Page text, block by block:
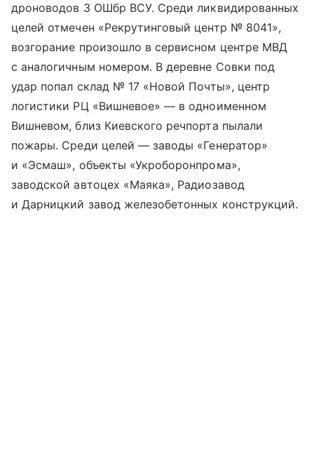
дроноводов 3 ОШбр ВСУ. Среди ликвидированных
целей отмечен «Рекрутинговый центр № 8041»,
возгорание произошло в сервисном центре МВД
с аналогичным номером. В деревне Совки под
удар попал склад № 17 «Новой Почты», центр
логистики РЦ «Вишневое» — в одноименном
Вишневом, близ Киевского речпорта пылали
пожары. Среди целей — заводы «Генератор»
и «Эсмаш», объекты «Укроборонпрома»,
заводской автоцех «Маяка», Радиозавод
и Дарницкий завод железобетонных конструкций.